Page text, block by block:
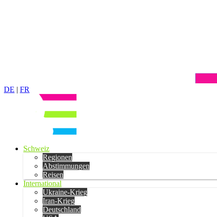
DE | FR
Schweiz
Regionen
Abstimmungen
Reisen
International
Ukraine-Krieg
Iran-Krieg
Deutschland